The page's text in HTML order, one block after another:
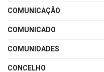
COMUNICAÇÃO
COMUNICADO
COMUNIDADES
CONCELHO